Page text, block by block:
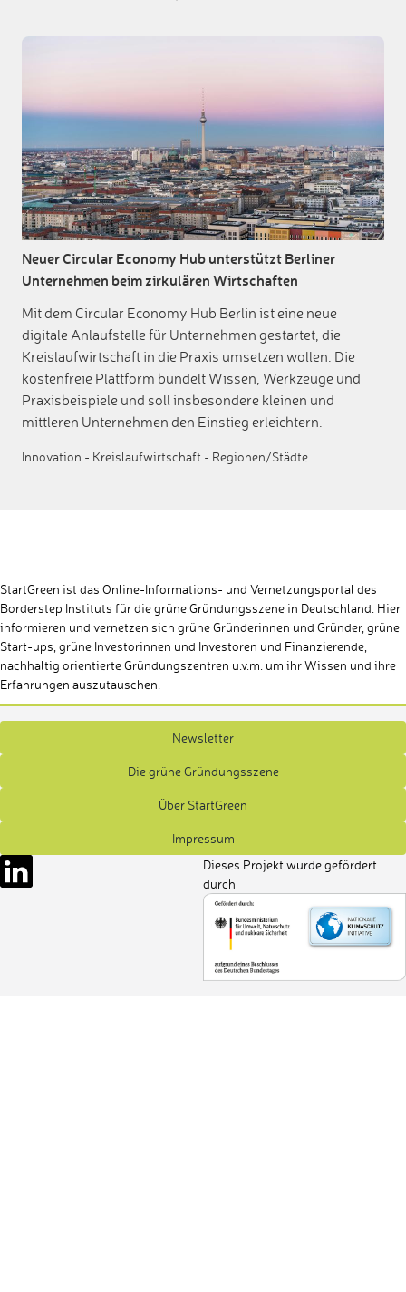
Neuer Circular Economy Hub unterstützt Berliner
Unternehmen beim zirkulären Wirtschaften
Mit dem Circular Economy Hub Berlin ist eine neue
digitale Anlaufstelle für Unternehmen gestartet, die
Kreislaufwirtschaft in die Praxis umsetzen wollen. Die
kostenfreie Plattform bündelt Wissen, Werkzeuge und
Praxisbeispiele und soll insbesondere kleinen und
mittleren Unternehmen den Einstieg erleichtern.
Innovation - Kreislaufwirtschaft - Regionen/Städte
StartGreen ist das Online-Informations- und Vernetzungsportal des
Borderstep Instituts für die grüne Gründungsszene in Deutschland. Hier
informieren und vernetzen sich grüne Gründerinnen und Gründer, grüne
Start-ups, grüne Investorinnen und Investoren und Finanzierende,
nachhaltig orientierte Gründungszentren u.v.m. um ihr Wissen und ihre
Erfahrungen auszutauschen.
Newsletter
Die grüne Gründungsszene
Über StartGreen
Impressum
Dieses Projekt wurde gefördert
durch